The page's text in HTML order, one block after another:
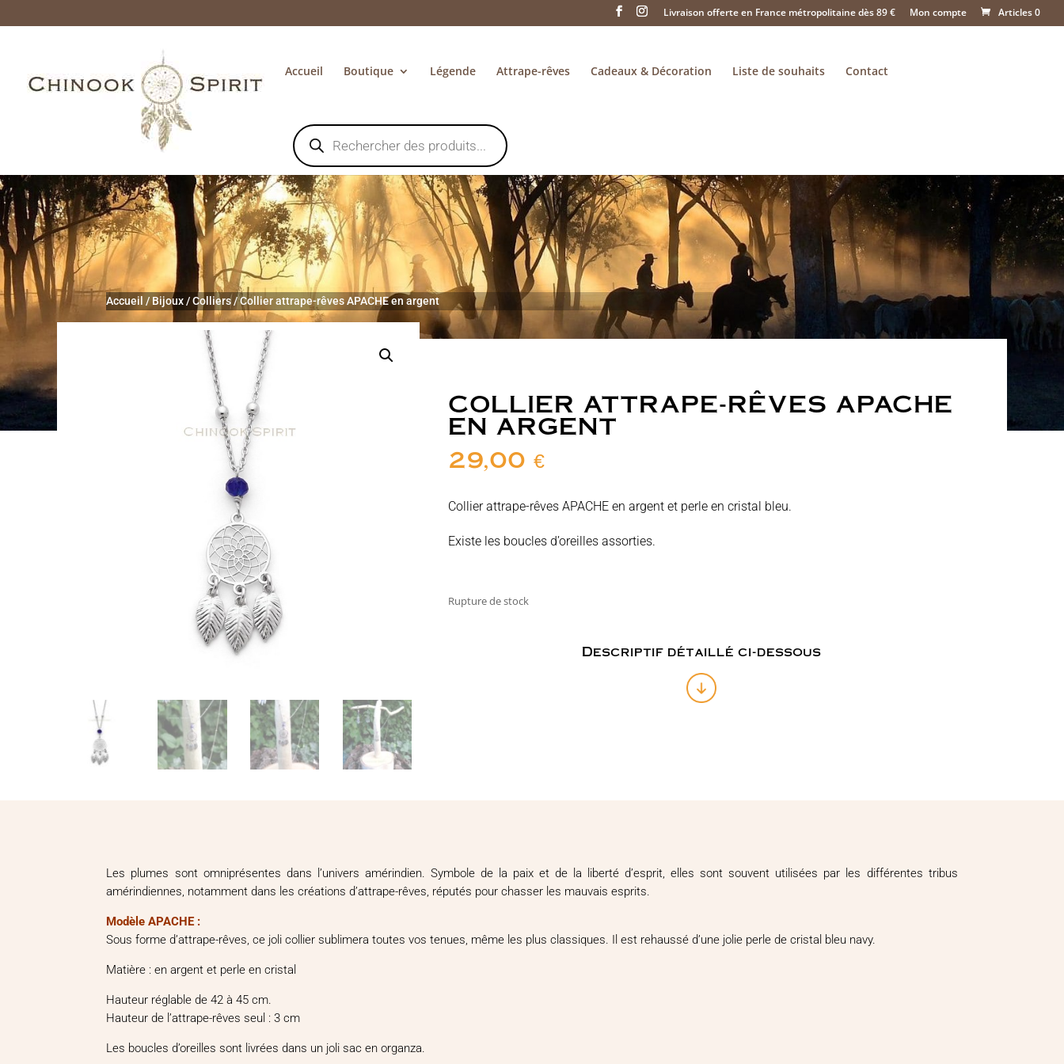
Livraison offerte en France métropolitaine dès 89 € Mon compte Articles 0
Accueil Boutique Légende Attrape-rêves Cadeaux & Décoration Liste de souhaits Contact
Recherche
de
produits
Accueil / Bijoux/Colliers/Collier attrape-rêves APACHE en argent
COLLIER ATTRAPE-RÊVES APACHE
EN ARGENT
29,00€
Collier attrape-rêves APACHE en argent et perle en cristal bleu.
Existe les boucles d’oreilles assorties.
Rupture de stock
Descriptif détaillé ci-dessous
Les plumes sont omniprésentes dans l’univers amérindien. Symbole de la paix et de la liberté d’esprit, elles sont souvent utilisées par les différentes tribus
amérindiennes, notamment dans les créations d’attrape-rêves, réputés pour chasser les mauvais esprits.
Modèle APACHE :
Sous forme d’attrape-rêves, ce joli collier sublimera toutes vos tenues, même les plus classiques. Il est rehaussé d’une jolie perle de cristal bleu navy.
Matière : en argent et perle en cristal
Hauteur réglable de 42 à 45 cm.
Hauteur de l’attrape-rêves seul : 3 cm
Les boucles d’oreilles sont livrées dans un joli sac en organza.